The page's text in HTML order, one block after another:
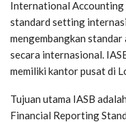
International Accounting
standard setting
mengembangkan
secara internasional.
memiliki kantor pusat di
Tujuan utama IASB
Financial Reporting